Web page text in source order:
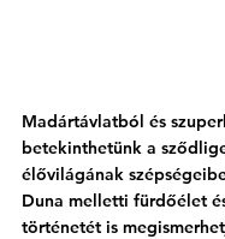
Madártávlatból és
betekinthetünk a
élővilágának
Duna melletti fürdőélet
történetét is